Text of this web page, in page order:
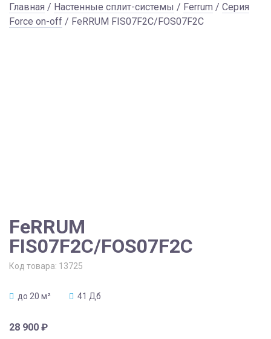
Главная / Настенные сплит-системы / Ferrum / Серия
Force on-off / FeRRUM FIS07F2С/FOS07F2С
FeRRUM
FIS07F2С/FOS07F2С
Код товара: 13725
до 20 м² 41 Дб
28 900 ₽